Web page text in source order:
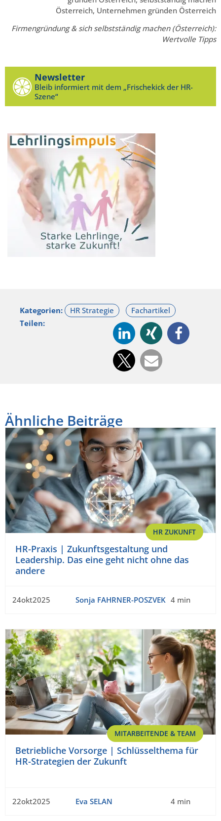
Österreich, Unternehmen gründen Österreich
Firmengründung & sich selbstständig machen (Österreich):
Wertvolle Tipps
Newsletter
Bleib informiert mit dem „Frischekick der HR-
Szene“
Kategorien:
Teilen:
Ähnliche Beiträge
HR ZUKUNFT
HR-Praxis | Zukunftsgestaltung und
Leadership. Das eine geht nicht ohne das
andere
24okt2025 Sonja FAHRNER-POSZVEK 4 min
MITARBEITENDE & TEAM
Betriebliche Vorsorge | Schlüsselthema für
HR-Strategien der Zukunft
22okt2025 Eva SELAN 4 min